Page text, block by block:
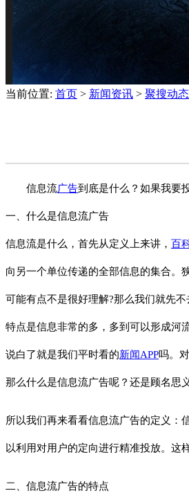
当前位置: 首页 > 新闻资讯 > 聚搜动态
信息流广告到底是什么？如果我要
一、什么是信息流广告
信息流是什么，首先从定义上来讲， 百
向另一个单位传递的全部信息的集合。
可能有点不是很好理解?那么我们就先
特点是信息非常的多，多到可以形成河
说白了就是我们平时看的新闻APP吗。
那么什么是信息流广告呢？还是顾名思
所以我们再来看看信息流广告的定义：
以利用对用户的定向进行精准投放。这
二、信息流广告的特点